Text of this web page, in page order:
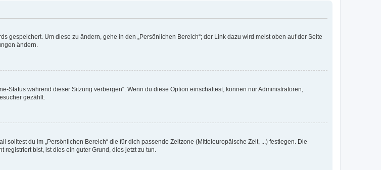
gespeichert. Um diese zu ändern, gehe in den „Persönlichen Bereich“; der Link dazu wird meist oben auf der Seite
ändern.
während dieser Sitzung verbergen“. Wenn du diese Option einschaltest, können nur Administratoren,
gezählt.
du im „Persönlichen Bereich“ die für dich passende Zeitzone (Mitteleuropäische Zeit, ...) festlegen. Die
bist, ist dies ein guter Grund, dies jetzt zu tun.